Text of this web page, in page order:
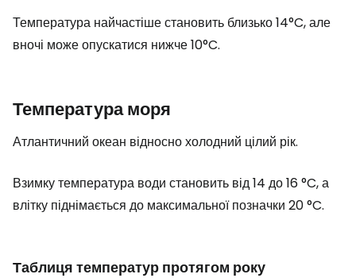
Температура найчастіше становить близько 14°C, але
вночі може опускатися нижче 10°C.
Температура моря
Атлантичний океан відносно холодний цілий рік.
Взимку температура води становить від 14 до 16 °C, а
влітку піднімається до максимальної позначки 20 °C.
Таблиця температур протягом року